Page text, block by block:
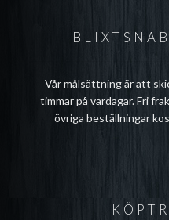
Vår målsättning är att
timmar på vardagar. Fri
övriga beställningar